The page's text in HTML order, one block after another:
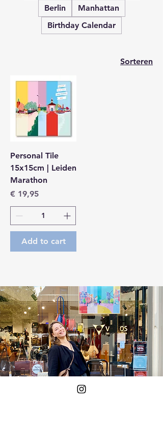
Berlin
Manhattan
Birthday Calendar
Sorteren
Personal Tile
15x15cm | Leiden
Marathon
Prijs
€ 19,95
Add to cart